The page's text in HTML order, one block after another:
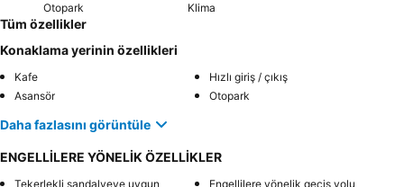
Otopark Klima
Tüm özellikler
Konaklama yerinin özellikleri
Kafe
Hızlı giriş / çıkış
Asansör
Otopark
Daha fazlasını görüntüle
ENGELLİLERE YÖNELİK ÖZELLİKLER
Tekerlekli sandalyeye uygun Engellilere yönelik geçiş yolu